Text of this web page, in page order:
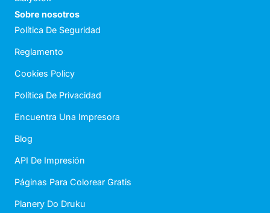
Sobre nosotros
Política De Seguridad
Reglamento
Cookies Policy
Política De Privacidad
Encuentra Una Impresora
Blog
API De Impresión
Páginas Para Colorear Gratis
Planery Do Druku